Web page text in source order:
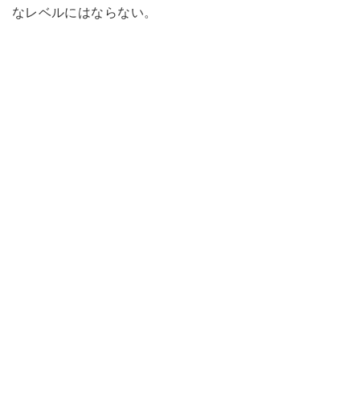
なレベルにはならない。